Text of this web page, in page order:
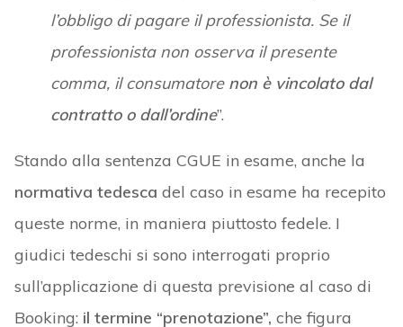
l’obbligo di pagare il professionista. Se il
professionista non osserva il presente
comma, il consumatore non è vincolato dal
contratto o dall’ordine”.
Stando alla sentenza CGUE in esame, anche la
normativa tedesca del caso in esame ha recepito
queste norme, in maniera piuttosto fedele. I
giudici tedeschi si sono interrogati proprio
sull’applicazione di questa previsione al caso di
Booking: il termine “prenotazione”, che figura